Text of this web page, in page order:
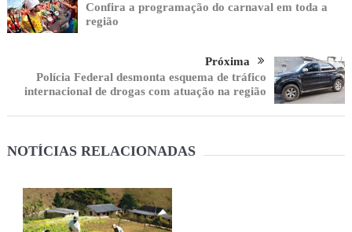
Confira a programação do carnaval em toda a
região
Próxima
Polícia Federal desmonta esquema de tráfico
internacional de drogas com atuação na região
NOTÍCIAS RELACIONADAS